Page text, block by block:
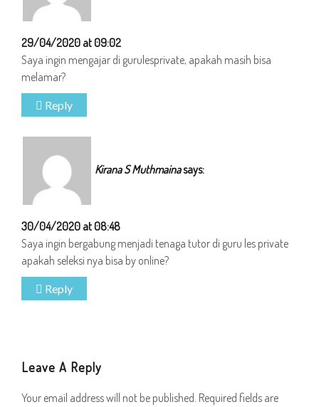
29/04/2020 at 09:02
Saya ingin mengajar di gurulesprivate, apakah masih bisa
melamar?
Reply
Kirana S Muthmainasays:
30/04/2020 at 08:48
Saya ingin bergabung menjadi tenaga tutor di guru les private
apakah seleksi nya bisa by online?
Reply
Leave A Reply
Your email address will not be published. Required fields are